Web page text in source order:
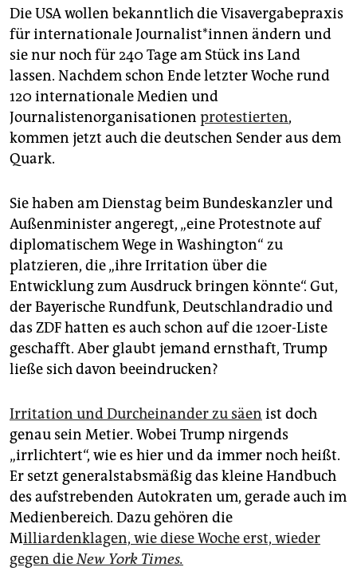
Die USA wollen bekanntlich die Visavergabepraxis
für internationale Jour­na­lis­t*in­nen ändern und
sie nur noch für 240 Tage am Stück ins Land
lassen. Nachdem schon Ende letzter Woche rund
120 internationale Medien und
Journalistenorganisationen protestierten,
kommen jetzt auch die deutschen Sender aus dem
Quark.
Sie haben am Dienstag beim Bundeskanzler und
Außenminister angeregt, „eine Protestnote auf
diplomatischem Wege in Washington“ zu
platzieren, die „ihre Irritation über die
Entwicklung zum Ausdruck bringen könnte“. Gut,
der Bayerische Rundfunk, Deutschlandradio und
das ZDF hatten es auch schon auf die 120er-Liste
geschafft. Aber glaubt jemand ernsthaft, Trump
ließe sich davon beeindrucken?
Irritation und Durcheinander zu säen ist doch
genau sein Metier. Wobei Trump nirgends
„irrlichtert“, wie es hier und da immer noch heißt.
Er setzt generalstabsmäßig das kleine Handbuch
des aufstrebenden Autokraten um, gerade auch im
Medienbereich. Dazu gehören die
Milliardenklagen, wie diese Woche erst, wieder
gegen dieNew York Times.